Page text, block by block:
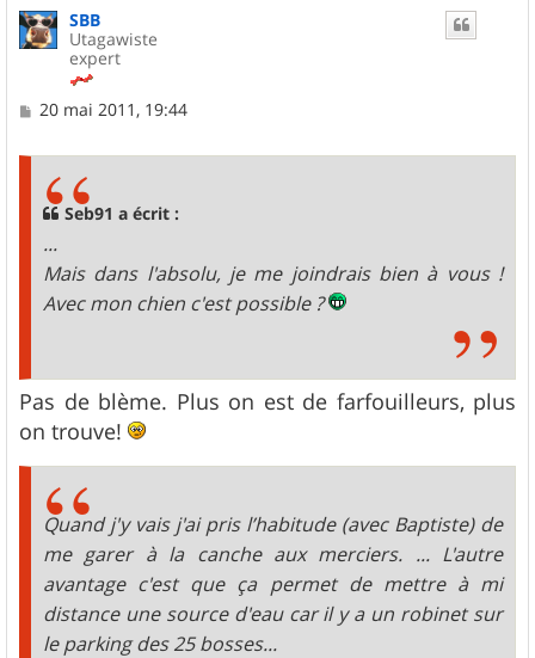
SBB
Utagawiste
expert
M
20 mai 2011, 19:44
Seb91 a écrit :
...
Mais dans l'absolu, je me joindrais bien à vous !
Avec mon chien c'est possible ?
Pas de blème. Plus on est de farfouilleurs, plus
on trouve!
Quand j'y vais j'ai pris l’habitude (avec Baptiste) de
me garer à la canche aux merciers. ... L'autre
avantage c'est que ça permet de mettre à mi
distance une source d'eau car il y a un robinet sur
le parking des 25 bosses...